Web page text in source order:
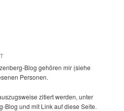
Blog gehören mir (siehe
Personen.
zitiert werden, unter
Blog und mit Link auf diese Seite.